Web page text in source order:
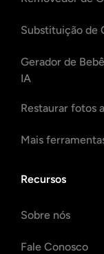
Substituição de
Gerador de
IA
Restaurar fotos
Mais
Recursos
Sobre nós
Fale Conosco